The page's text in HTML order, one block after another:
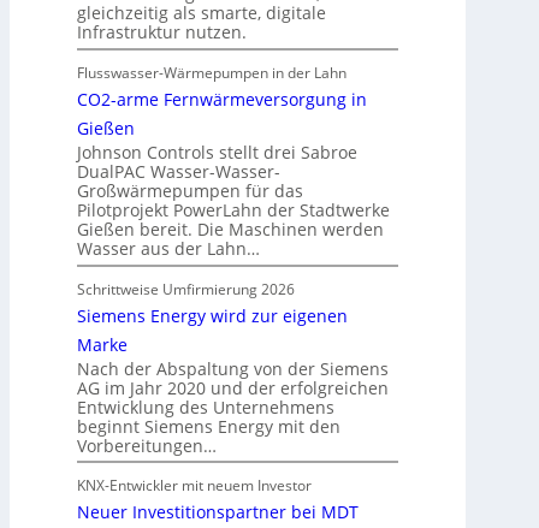
gleichzeitig als smarte, digitale
Infrastruktur nutzen.
Flusswasser-Wärmepumpen in der Lahn
CO2-arme Fernwärmeversorgung in
Gießen
Johnson Controls stellt drei Sabroe
DualPAC Wasser-Wasser-
Großwärmepumpen für das
Pilotprojekt PowerLahn der Stadtwerke
Gießen bereit. Die Maschinen werden
Wasser aus der Lahn…
Schrittweise Umfirmierung 2026
Siemens Energy wird zur eigenen
Marke
Nach der Abspaltung von der Siemens
AG im Jahr 2020 und der erfolgreichen
Entwicklung des Unternehmens
beginnt Siemens Energy mit den
Vorbereitungen…
KNX-Entwickler mit neuem Investor
Neuer Investitionspartner bei MDT